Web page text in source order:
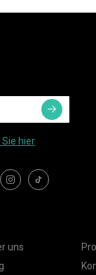
Sie hier
uns